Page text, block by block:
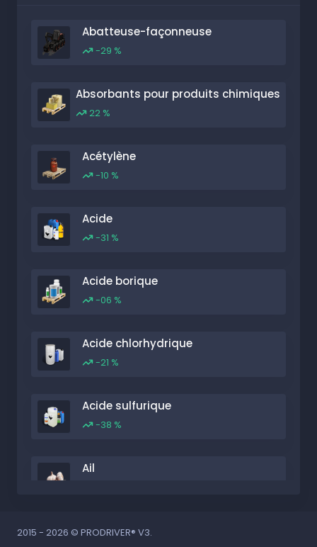
Abatteuse-façonneuse
-29 %
Absorbants pour produits chimiques
22 %
Acétylène
-10 %
Acide
-31 %
Acide borique
-06 %
Acide chlorhydrique
-21 %
Acide sulfurique
-38 %
Ail
Aliments emballés
2015 - 2026 © PRODRIVER® V3.